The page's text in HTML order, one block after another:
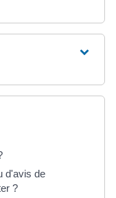
d'avis de
?